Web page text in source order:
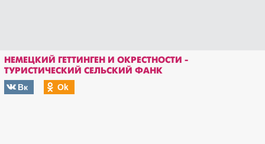
НЕМЕЦКИЙ ГЕТТИНГЕН И ОКРЕСТНОСТИ -
ТУРИСТИЧЕСКИЙ СЕЛЬСКИЙ ФАНК
Вк
Оk